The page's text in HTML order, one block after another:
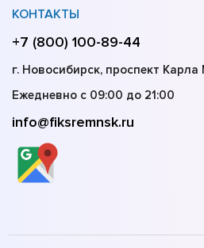
КОНТАКТЫ
+7 (800) 100-89-44
г. Новосибирск, проспект
Ежедневно с 09:00 до 21:00
info@fiksremnsk.ru